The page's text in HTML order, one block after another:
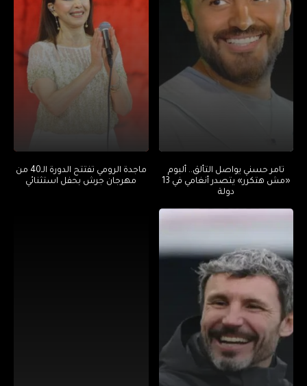
تامر حسني يواصل التألق.. ألبوم
«مش هتكرر» يتصدر أنغامي في 13
دولة
ماجدة الرومي تفتتح الدورة الـ40 من
مهرجان جرش بحفل استثنائي